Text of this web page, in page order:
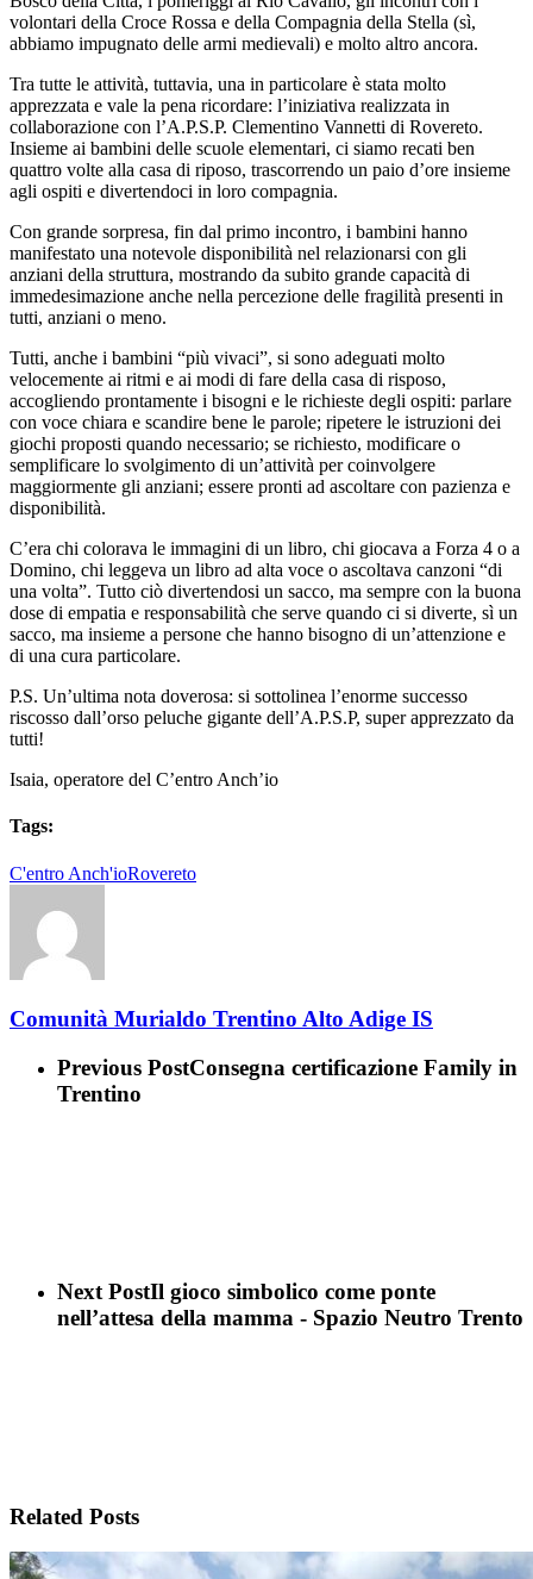
volontari della Croce Rossa e della Compagnia della Stella (sì,
abbiamo impugnato delle armi medievali) e molto altro ancora.
Tra tutte le attività, tuttavia, una in particolare è stata molto
apprezzata e vale la pena ricordare: l’iniziativa realizzata in
collaborazione con l’A.P.S.P. Clementino Vannetti di Rovereto.
Insieme ai bambini delle scuole elementari, ci siamo recati ben
quattro volte alla casa di riposo, trascorrendo un paio d’ore insieme
agli ospiti e divertendoci in loro compagnia.
Con grande sorpresa, fin dal primo incontro, i bambini hanno
manifestato una notevole disponibilità nel relazionarsi con gli
anziani della struttura, mostrando da subito grande capacità di
immedesimazione anche nella percezione delle fragilità presenti in
tutti, anziani o meno.
Tutti, anche i bambini “più vivaci”, si sono adeguati molto
velocemente ai ritmi e ai modi di fare della casa di risposo,
accogliendo prontamente i bisogni e le richieste degli ospiti: parlare
con voce chiara e scandire bene le parole; ripetere le istruzioni dei
giochi proposti quando necessario; se richiesto, modificare o
semplificare lo svolgimento di un’attività per coinvolgere
maggiormente gli anziani; essere pronti ad ascoltare con pazienza e
disponibilità.
C’era chi colorava le immagini di un libro, chi giocava a Forza 4 o a
Domino, chi leggeva un libro ad alta voce o ascoltava canzoni “di
una volta”. Tutto ciò divertendosi un sacco, ma sempre con la buona
dose di empatia e responsabilità che serve quando ci si diverte, sì un
sacco, ma insieme a persone che hanno bisogno di un’attenzione e
di una cura particolare.
P.S. Un’ultima nota doverosa: si sottolinea l’enorme successo
riscosso dall’orso peluche gigante dell’A.P.S.P, super apprezzato da
tutti!
Isaia, operatore del C’entro Anch’io
Tags:
C'entro Anch'ioRovereto
Comunità Murialdo Trentino Alto Adige IS
Previous PostConsegna certificazione Family in
Trentino
Next PostIl gioco simbolico come ponte
nell’attesa della mamma - Spazio Neutro Trento
Related Posts